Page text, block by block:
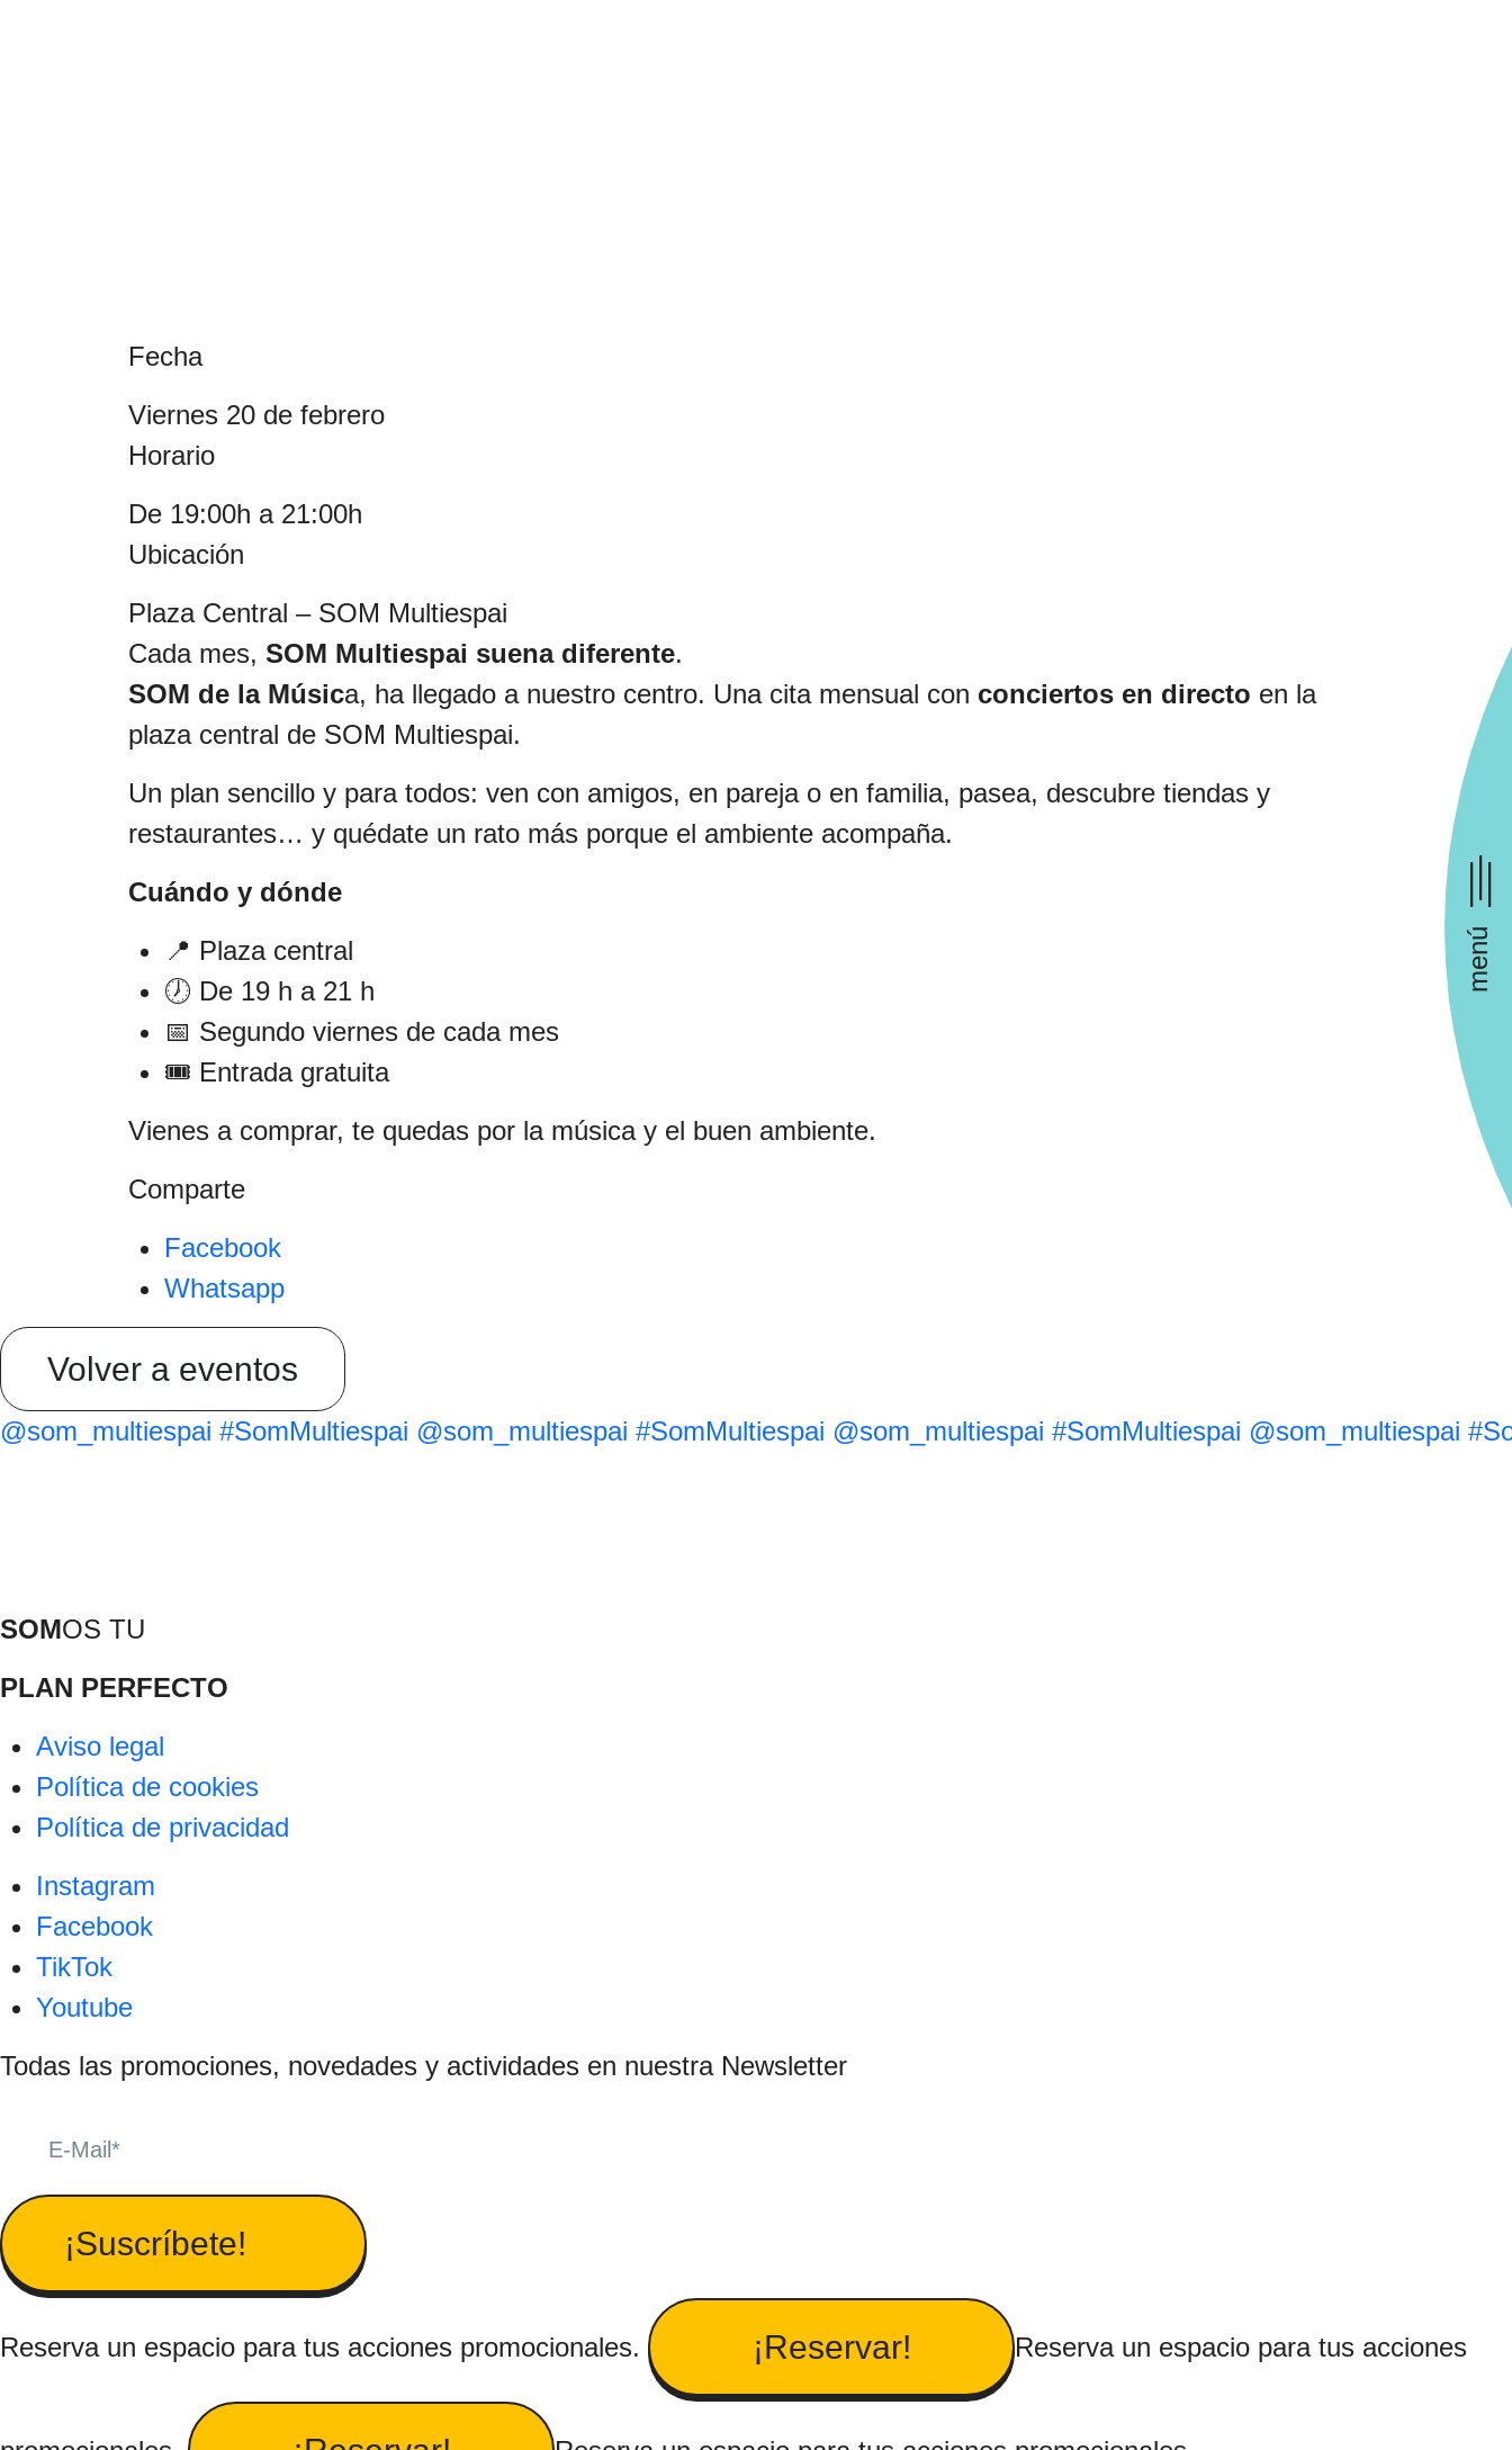
menú
Fecha
viernes 20 de febrero
Horario
De 19:00h a 21:00h
Ubicación
Plaza Central – SOM Multiespai
Cada mes, SOM Multiespai suena diferente.
SOM de la Música, ha llegado a nuestro centro. Una cita mensual con conciertos en directo en la
plaza central de SOM Multiespai.
Un plan sencillo y para todos: ven con amigos, en pareja o en familia, pasea, descubre tiendas y
restaurantes… y quédate un rato más porque el ambiente acompaña.
Cuándo y dónde
📍 Plaza central
🕖 De 19 h a 21 h
📅 Segundo viernes de cada mes
🎟️ Entrada gratuita
Vienes a comprar, te quedas por la música y el buen ambiente.
Comparte
Facebook
Whatsapp
Volver a eventos
@som_multiespai #SomMultiespai @som_multiespai #SomMultiespai @som_multiespai #SomMultiespai @som_multiespai
SOMOS TU
PLAN PERFECTO
Aviso legal
Política de cookies
Política de privacidad
Instagram
Facebook
TikTok
Youtube
Todas las promociones, novedades y actividades en nuestra Newsletter
¡Suscríbete!
Reserva un espacio para tus acciones promocionales. ¡Reservar! Reserva un espacio para tus acciones